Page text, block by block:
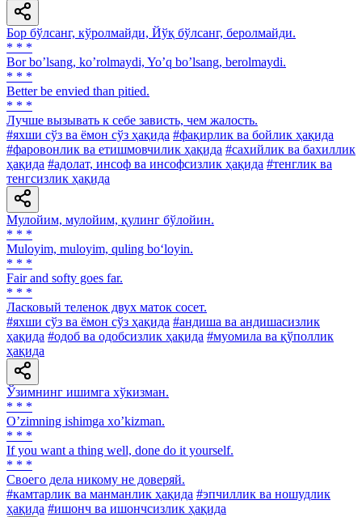
Бор бўлсанг, кўролмайди, Йўқ бўлсанг, беролмайди.
* * *
Bor boʼlsang, koʼrolmaydi, Yoʼq boʼlsang, berolmaydi.
* * *
Better be envied than pitied.
* * *
Лучше вызывать к себе зависть, чем жалость.
#яхши сўз ва ёмон сўз ҳақида #фақирлик ва бойлик ҳақида
#фаровонлик ва етишмовчилик ҳақида #сахийлик ва бахиллик
ҳақида #адолат, инсоф ва инсофсизлик ҳақида #тенглик ва
тенгсизлик ҳақида
Мулойим, мулойим, қулинг бўлойин.
* * *
Muloyim, muloyim, quling bo‘loyin.
* * *
Fair and softy goes far.
* * *
Ласковый теленок двух маток сосет.
#яхши сўз ва ёмон сўз ҳақида #андиша ва андишасизлик
ҳақида #одоб ва одобсизлик ҳақида #муомила ва қўполлик
ҳақида
Ўзимнинг ишимга хўкизман.
* * *
Oʼzimning ishimga xoʼkizman.
* * *
If you want a thing well, done do it yourself.
* * *
Своего дела никому не доверяй.
#камтарлик ва манманлик ҳақида #эпчиллик ва ношудлик
ҳақида #ишонч ва ишончсизлик ҳақида